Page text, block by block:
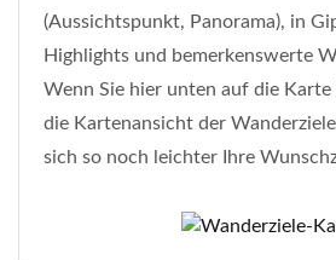
(Aussichtspunkt, Panorama), in
Highlights und bemerkenswerte
Wenn Sie hier unten auf die
die Kartenansicht der
sich so noch leichter Ihre